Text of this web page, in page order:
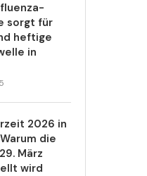
sorgt für
heftige
in
2026 in
die
März
wird